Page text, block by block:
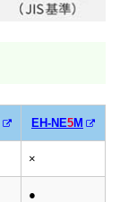
EH-NE5M
×
●